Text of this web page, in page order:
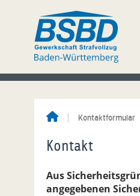
Kontaktformular
Kontakt
Aus
angegebenen